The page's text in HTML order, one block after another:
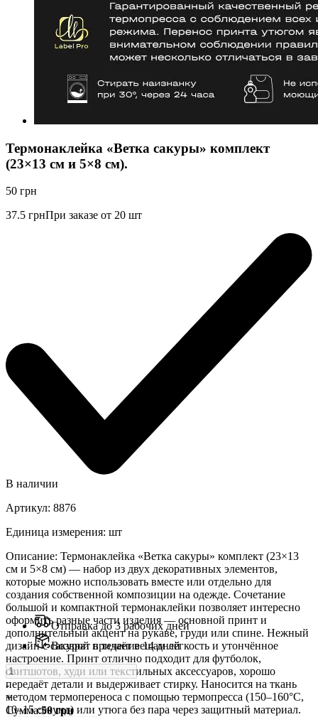
Термонаклейка «Ветка сакуры» комплект
(23×13 см и 5×8 см).
50 грн
37.5 грнПри заказе от 20 шт
В наличии
Артикул: 8876
Единица измерения: шт
Описание: Термонаклейка «Ветка сакуры» комплект (23×13
см и 5×8 см) — набор из двух декоративных элементов,
которые можно использовать вместе или отдельно для
создания собственной композиции на одежде. Сочетание
большой и компактной термонаклейки позволяет интересно
оформить разные части изделия — основной принт и
дополнительный акцент на рукаве, груди или спине. Нежный
дизайн с сакурой придаёт вещам лёгкость и утончённое
настроение. Принт отлично подходит для футболок,
свитшотов, худи или текстильных аксессуаров, хорошо
передаёт детали и выдерживает стирку. Наносится на ткань
методом термопереноса с помощью термопресса (150–160°C,
10–15 секунд) или утюга без пара через защитный материал.
Отправка до 3 рабочих дней
Возврат в течение 14 дней
-
+
Сумма:50 грн